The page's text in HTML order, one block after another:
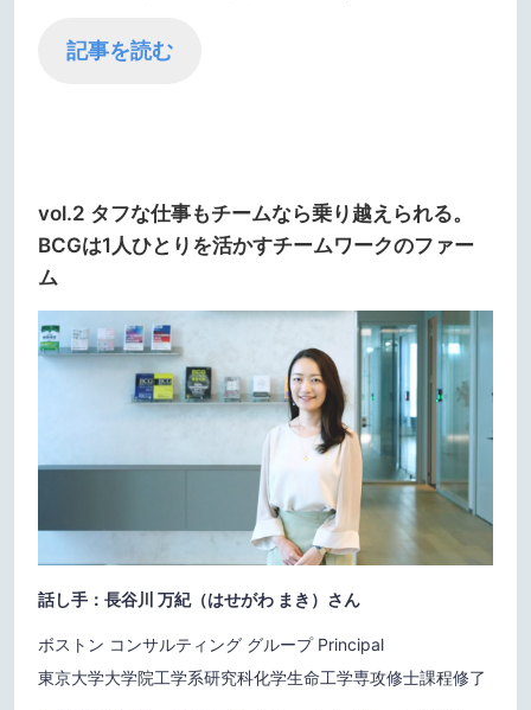
記事を読む
vol.2 タフな仕事もチームなら乗り越えられる。
BCGは1人ひとりを活かすチームワークのファー
ム
話し手：長谷川 万紀（はせがわ まき）さん
ボストン コンサルティング グループ Principal
東京大学大学院工学系研究科化学生命工学専攻修士課程修了